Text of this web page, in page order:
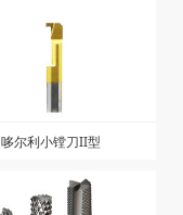
哆尔利小镗刀II型